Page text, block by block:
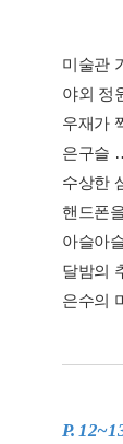
미술관
야외 정
우재가
은구슬
수상한
핸드폰
아슬아
달밤의
은수의
P.